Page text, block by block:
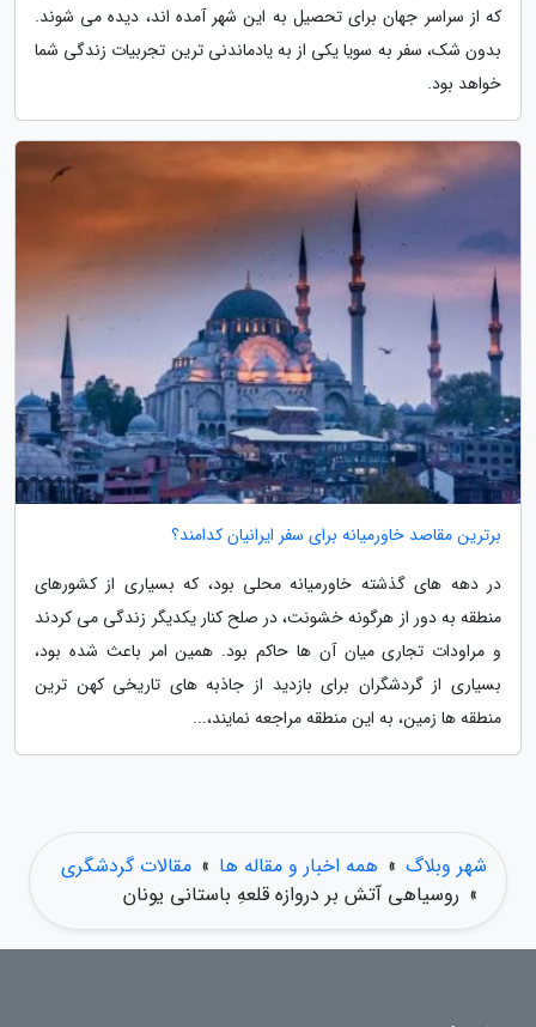
که از سراسر جهان برای تحصیل به این شهر آمده اند، دیده می شوند.
بدون شک، سفر به سویا یکی از به یادماندنی ترین تجربیات زندگی شما
خواهد بود.
برترین مقاصد خاورمیانه برای سفر ایرانیان کدامند؟
در دهه های گذشته خاورمیانه محلی بود، که بسیاری از کشورهای
منطقه به دور از هرگونه خشونت، در صلح کنار یکدیگر زندگی می کردند
و مراودات تجاری میان آن ها حاکم بود. همین امر باعث شده بود،
بسیاری از گردشگران برای بازدید از جاذبه های تاریخی کهن ترین
منطقه ها زمین، به این منطقه مراجعه نمایند،...
شهر وبلاگ » همه اخبار و مقاله ها » مقالات گردشگری
» روسیاهی آتش بر دروازه قلعهِ باستانی یونان